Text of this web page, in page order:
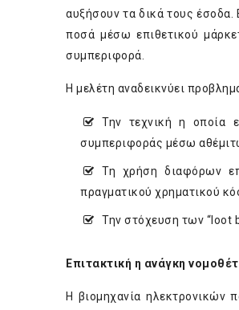
αυξήσουν τα δικά τους έσοδα.
ποσά μέσω επιθετικού
συμπεριφορά.
Η μελέτη αναδεικνύει
Την τεχνική η οποία
συμπεριφοράς μέσω
Τη χρήση διαφόρων
πραγματικού χρηματικού
Την στόχευση των “loot
Επιτακτική η ανάγκη
Η βιομηχανία ηλεκτρονικών